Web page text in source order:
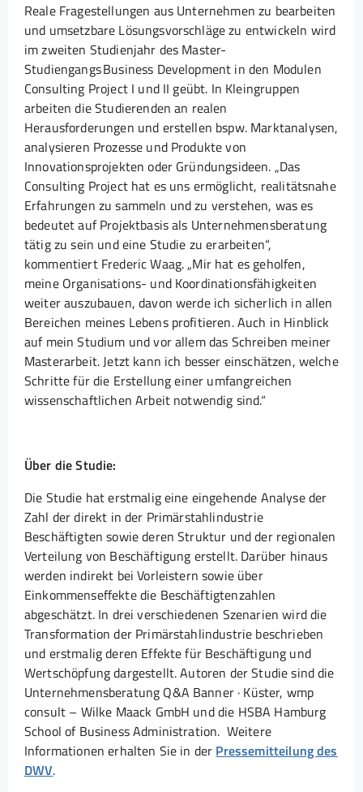
Reale Fragestellungen aus Unternehmen zu bearbeiten
und umsetzbare Lösungsvorschläge zu entwickeln wird
im zweiten Studienjahr des Master-
Studiengangs Business Development in den Modulen
Consulting Project I und II geübt. In Kleingruppen
arbeiten die Studierenden an realen
Herausforderungen und erstellen bspw. Marktanalysen,
analysieren Prozesse und Produkte von
Innovationsprojekten oder Gründungsideen. „Das
Consulting Project hat es uns ermöglicht, realitätsnahe
Erfahrungen zu sammeln und zu verstehen, was es
bedeutet auf Projektbasis als Unternehmensberatung
tätig zu sein und eine Studie zu erarbeiten“,
kommentiert Frederic Waag. „Mir hat es geholfen,
meine Organisations- und Koordinationsfähigkeiten
weiter auszubauen, davon werde ich sicherlich in allen
Bereichen meines Lebens profitieren. Auch in Hinblick
auf mein Studium und vor allem das Schreiben meiner
Masterarbeit. Jetzt kann ich besser einschätzen, welche
Schritte für die Erstellung einer umfangreichen
wissenschaftlichen Arbeit notwendig sind.“
Über die Studie:
Die Studie hat erstmalig eine eingehende Analyse der
Zahl der direkt in der Primärstahlindustrie
Beschäftigten sowie deren Struktur und der regionalen
Verteilung von Beschäftigung erstellt. Darüber hinaus
werden indirekt bei Vorleistern sowie über
Einkommenseffekte die Beschäftigtenzahlen
abgeschätzt. In drei verschiedenen Szenarien wird die
Transformation der Primärstahlindustrie beschrieben
und erstmalig deren Effekte für Beschäftigung und
Wertschöpfung dargestellt. Autoren der Studie sind die
Unternehmensberatung Q&A Banner · Küster, wmp
consult – Wilke Maack GmbH und die HSBA Hamburg
School of Business Administration. Weitere
Informationen erhalten Sie in der Pressemitteilung des
DWV.